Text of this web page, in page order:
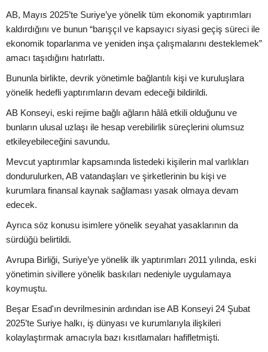
AB, Mayıs 2025’te Suriye’ye yönelik tüm ekonomik yaptırımları
kaldırdığını ve bunun “barışçıl ve kapsayıcı siyasi geçiş süreci ile
ekonomik toparlanma ve yeniden inşa çalışmalarını desteklemek”
amacı taşıdığını hatırlattı.
Bununla birlikte, devrik yönetimle bağlantılı kişi ve kuruluşlara
yönelik hedefli yaptırımların devam edeceği bildirildi.
AB Konseyi, eski rejime bağlı ağların hâlâ etkili olduğunu ve
bunların ulusal uzlaşı ile hesap verebilirlik süreçlerini olumsuz
etkileyebileceğini savundu.
Mevcut yaptırımlar kapsamında listedeki kişilerin mal varlıkları
dondurulurken, AB vatandaşları ve şirketlerinin bu kişi ve
kurumlara finansal kaynak sağlaması yasak olmaya devam
edecek.
Ayrıca söz konusu isimlere yönelik seyahat yasaklarının da
sürdüğü belirtildi.
Avrupa Birliği, Suriye’ye yönelik ilk yaptırımları 2011 yılında, eski
yönetimin sivillere yönelik baskıları nedeniyle uygulamaya
koymuştu.
Beşar Esad'ın devrilmesinin ardından ise AB Konseyi 24 Şubat
2025’te Suriye halkı, iş dünyası ve kurumlarıyla ilişkileri
kolaylaştırmak amacıyla bazı kısıtlamaları hafifletmişti.